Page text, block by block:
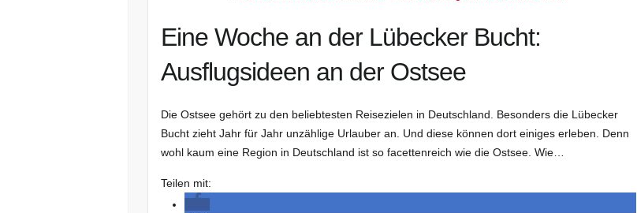
Eine Woche an der Lübecker Bucht:
Ausflugsideen an der Ostsee
Die Ostsee gehört zu den beliebtesten Reisezielen in Deutschland. Besonders die Lübecker
Bucht zieht Jahr für Jahr unzählige Urlauber an. Und diese können dort einiges erleben. Denn
wohl kaum eine Region in Deutschland ist so facettenreich wie die Ostsee. Wie…
Teilen mit: